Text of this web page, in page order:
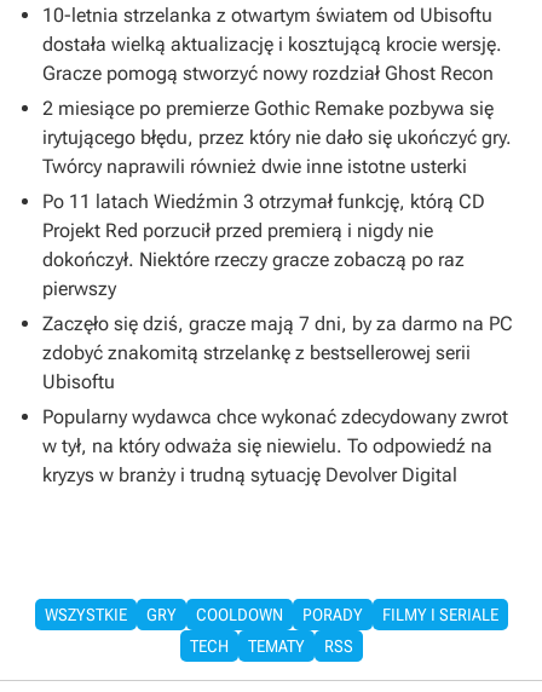
10-letnia strzelanka z otwartym światem od Ubisoftu
dostała wielką aktualizację i kosztującą krocie wersję.
Gracze pomogą stworzyć nowy rozdział Ghost Recon
2 miesiące po premierze Gothic Remake pozbywa się
irytującego błędu, przez który nie dało się ukończyć gry.
Twórcy naprawili również dwie inne istotne usterki
Po 11 latach Wiedźmin 3 otrzymał funkcję, którą CD
Projekt Red porzucił przed premierą i nigdy nie
dokończył. Niektóre rzeczy gracze zobaczą po raz
pierwszy
Zaczęło się dziś, gracze mają 7 dni, by za darmo na PC
zdobyć znakomitą strzelankę z bestsellerowej serii
Ubisoftu
Popularny wydawca chce wykonać zdecydowany zwrot
w tył, na który odważa się niewielu. To odpowiedź na
kryzys w branży i trudną sytuację Devolver Digital
WSZYSTKIE GRY COOLDOWN PORADY
FILMY I SERIALE
TECH
TEMATY RSS